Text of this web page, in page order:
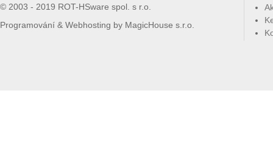
© 2003 - 2019 ROT-HSware spol. s r.o.
Programování & Webhosting by MagicHouse s.r.o.